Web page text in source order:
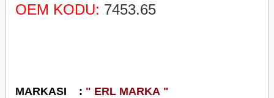
OEM KODU: 7453.65
MARKASI : " ERL MARKA "